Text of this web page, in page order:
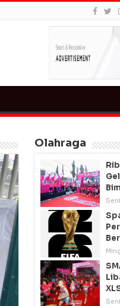
Olahraga